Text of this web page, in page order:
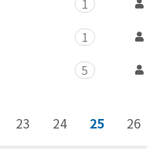
1
1
5
23 24 25 26